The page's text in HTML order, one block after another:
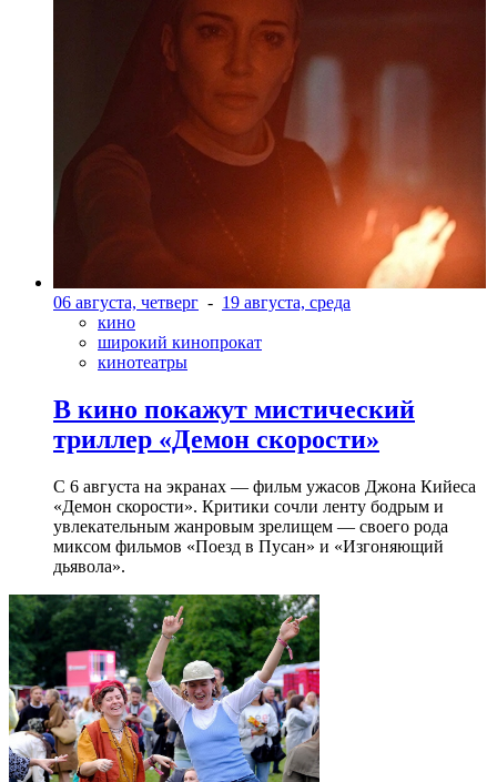
06 августа, четверг - 19 августа, среда
кино
широкий кинопрокат
кинотеатры
В кино покажут мистический
триллер «Демон скорости»
С 6 августа на экранах — фильм ужасов Джона Кийеса
«Демон скорости». Критики сочли ленту бодрым и
увлекательным жанровым зрелищeм — своего рода
миксом фильмов «Поезд в Пусан» и «Изгоняющий
дьявола».